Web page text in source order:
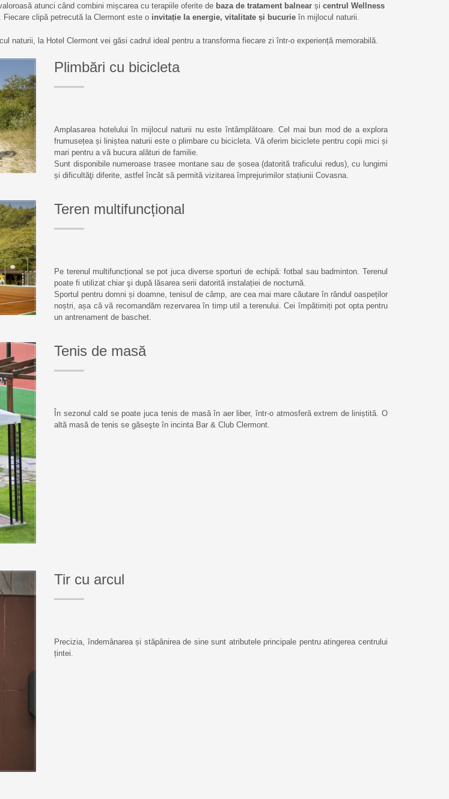
atunci când combini mișcarea cu terapiile oferite de baza de tratament balnear și centrul Wellness
Fiecare clipă petrecută la Clermont este o invitație la energie, vitalitate și bucurieîn mijlocul naturii.
naturii, la Hotel Clermont vei găsi cadrul ideal pentru a transforma fiecare zi într-o experiență memorabilă.
Plimbări cu bicicleta
Amplasarea hotelului în mijlocul naturii nu este întâmplătoare. Cel mai bun mod de a explora
frumusețea și liniștea naturii este o plimbare cu bicicleta. Vă oferim biciclete pentru copii mici și
mari pentru a vă bucura alături de familie.
Sunt disponibile numeroase trasee montane sau de șosea (datorită traficului redus), cu lungimi
și dificultăţi diferite, astfel încât să permită vizitarea împrejurimilor stațiunii Covasna.
Teren multifuncțional
Pe terenul multifuncțional se pot juca diverse sporturi de echipă: fotbal sau badminton. Terenul
poate fi utilizat chiar şi după lăsarea serii datorită instalației de nocturnă.
Sportul pentru domni și doamne, tenisul de câmp, are cea mai mare căutare în rândul oaspeților
noștri, așa că vă recomandăm rezervarea în timp util a terenului. Cei împătimiți pot opta pentru
un antrenament de baschet.
Tenis de masă
În sezonul cald se poate juca tenis de masă în aer liber, într-o atmosferă extrem de liniștită. O
altă masă de tenis se găseşte în incinta Bar & Club Clermont.
Tir cu arcul
Precizia, îndemânarea și stăpânirea de sine sunt atributele principale pentru atingerea centrului
țintei.